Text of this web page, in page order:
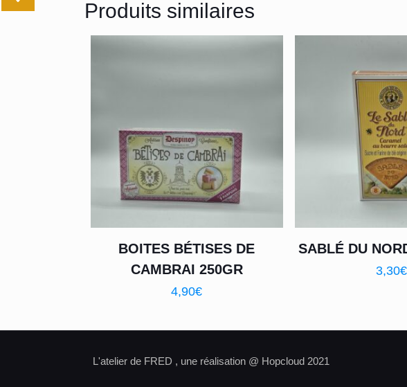
Produits similaires
BOITES BÉTISES DE
CAMBRAI 250GR
4,90€
SABLÉ DU
3,30€
L'atelier de FRED , une réalisation @ Hopcloud 2021